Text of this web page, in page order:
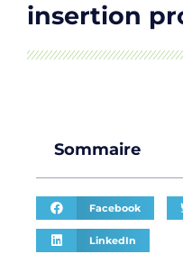
insertion
Sommaire
Facebook
LinkedIn